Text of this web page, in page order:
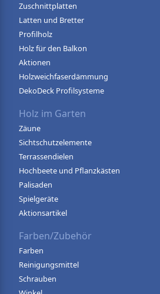
Zuschnittplatten
Latten und Bretter
Profilholz
Holz für den Balkon
Aktionen
Holzweichfaserdämmung
DekoDeck Profilsysteme
Holz im Garten
Zäune
Sichtschutzelemente
Terrassendielen
Hochbeete und Pflanzkästen
Palisaden
Spielgeräte
Aktionsartikel
Farben/Zubehör
Farben
Reinigungsmittel
Schrauben